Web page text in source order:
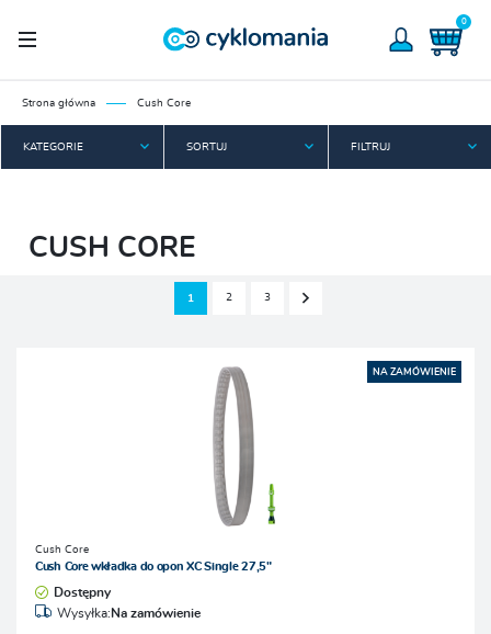
0
Strona główna Cush Core
KATEGORIE SORTUJ FILTRUJ
CUSH CORE
1 2 3
NA ZAMÓWIENIE
Cush Core
Cush Core wkładka do opon XC Single 27,5"
Dostępny
Wysyłka:Na zamówienie